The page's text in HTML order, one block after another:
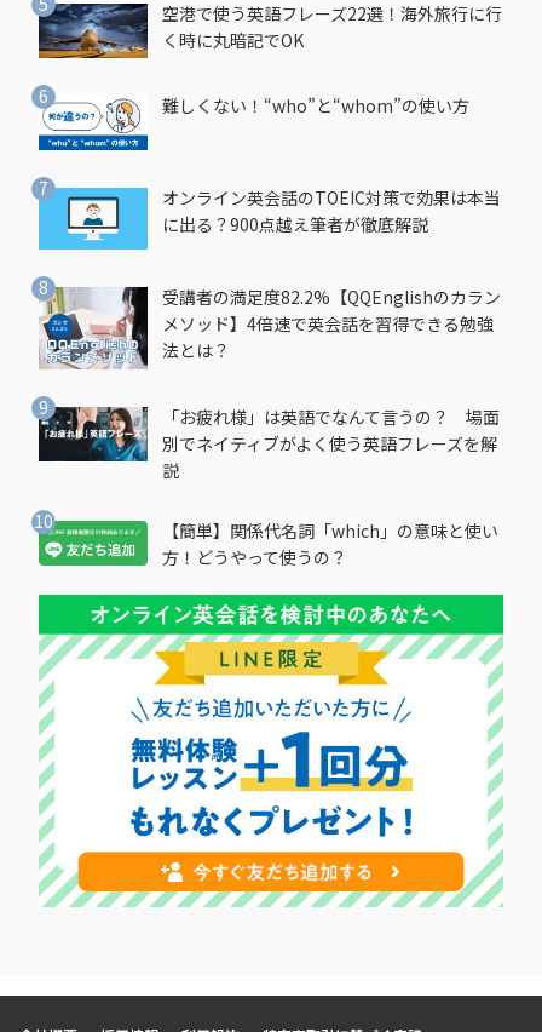
空港で使う英語フレーズ22選！海外旅行に行
く時に丸暗記でOK
難しくない！“who”と“whom”の使い方
オンライン英会話のTOEIC対策で効果は本当
に出る？900点越え筆者が徹底解説
受講者の満足度82.2%【QQEnglishのカラン
メソッド】4倍速で英会話を習得できる勉強
法とは？
「お疲れ様」は英語でなんて言うの？ 場面
別でネイティブがよく使う英語フレーズを解
説
【簡単】関係代名詞「which」の意味と使い
方！どうやって使うの？